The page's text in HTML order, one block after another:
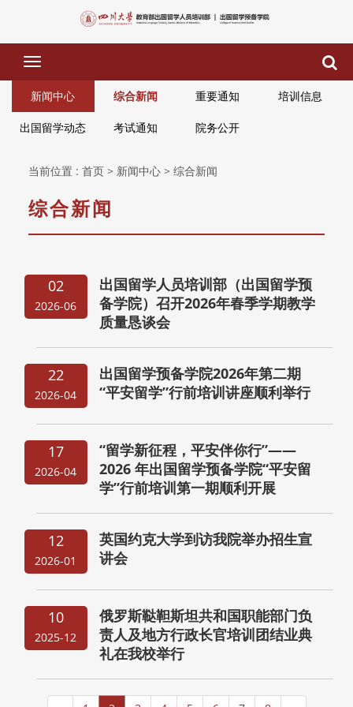
下
拉
菜
单
新闻中心 综合新闻 重要通知 培训信息
出国留学动态 考试通知 院务公开
当前位置 : 首页 > 新闻中心 > 综合新闻
综合新闻
02
2026-06
出国留学人员培训部（出国留学预
备学院）召开2026年春季学期教学
质量恳谈会
22
2026-04
出国留学预备学院2026年第二期
“平安留学”行前培训讲座顺利举行
17
2026-04
“留学新征程，平安伴你行”——
2026 年出国留学预备学院“平安留
学”行前培训第一期顺利开展
12
2026-01
英国约克大学到访我院举办招生宣
讲会
10
2025-12
俄罗斯鞑靼斯坦共和国职能部门负
责人及地方行政长官培训团结业典
礼在我校举行